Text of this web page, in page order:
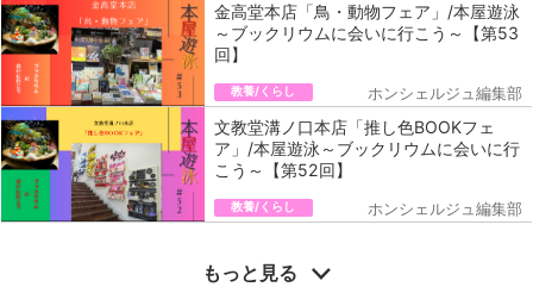
金高堂本店「鳥・動物フェア」/本屋遊泳
～ブックリウムに会いに行こう～【第53
回】
教養/くらし ホンシェルジュ編集部
文教堂溝ノ口本店「推し色BOOKフェ
ア」/本屋遊泳～ブックリウムに会いに行
こう～【第52回】
教養/くらし ホンシェルジュ編集部
もっと見る